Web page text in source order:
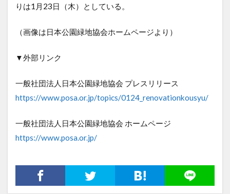
りは1月23日（木）としている。
（画像は日本公園緑地協会ホームページより）
▼外部リンク
一般社団法人日本公園緑地協会 プレスリリース
https://www.posa.or.jp/topics/0124_renovationkousyu/
一般社団法人日本公園緑地協会 ホームページ
https://www.posa.or.jp/